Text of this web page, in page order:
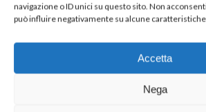
navigazione o ID unici su questo sito. Non
può influire negativamente su alcune
Accetta
Nega